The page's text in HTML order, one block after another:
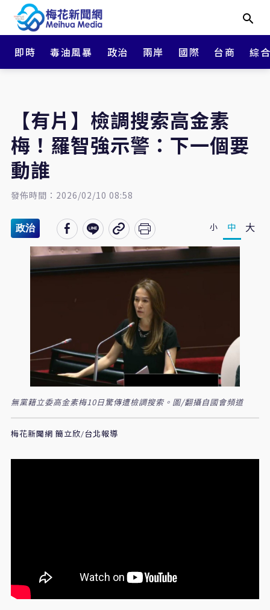
即時 毒油風暴 政治 兩岸 國際 台商 綜
【有片】檢調搜索高金素
梅！羅智強示警：下一個要
動誰
發佈時間：2026/02/10 08:58
政治 小 中 大
無黨籍立委高金素梅10日驚傳遭檢調搜索。圖/翻攝自國會頻道
梅花新聞網 簡立欣/台北報導